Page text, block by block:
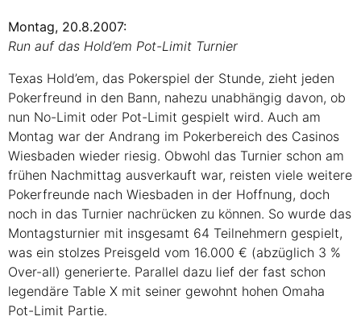
Montag, 20.8.2007:
Run auf das Hold’em Pot-Limit Turnier
Texas Hold’em, das Pokerspiel der Stunde, zieht jeden
Pokerfreund in den Bann, nahezu unabhängig davon, ob
nun No-Limit oder Pot-Limit gespielt wird. Auch am
Montag war der Andrang im Pokerbereich des Casinos
Wiesbaden wieder riesig. Obwohl das Turnier schon am
frühen Nachmittag ausverkauft war, reisten viele weitere
Pokerfreunde nach Wiesbaden in der Hoffnung, doch
noch in das Turnier nachrücken zu können. So wurde das
Montagsturnier mit insgesamt 64 Teilnehmern gespielt,
was ein stolzes Preisgeld vom 16.000 € (abzüglich 3 %
Over-all) generierte. Parallel dazu lief der fast schon
legendäre Table X mit seiner gewohnt hohen Omaha
Pot-Limit Partie.